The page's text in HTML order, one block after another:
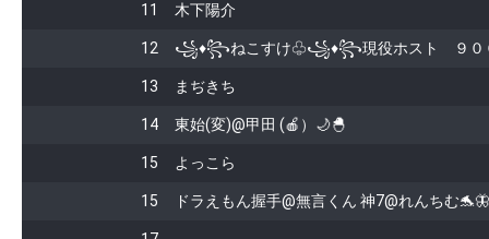
11 木下陽介
12 ꧁♦꧂ねこすけ♧꧁♦꧂現役ホスト ９００
13 まぢきち
14 東始(変)@甲田 (🍎）🌙🐣
15 よっこら
15 ドラえもん握手@無言くん 神7@れんちむ🐬🦋‪